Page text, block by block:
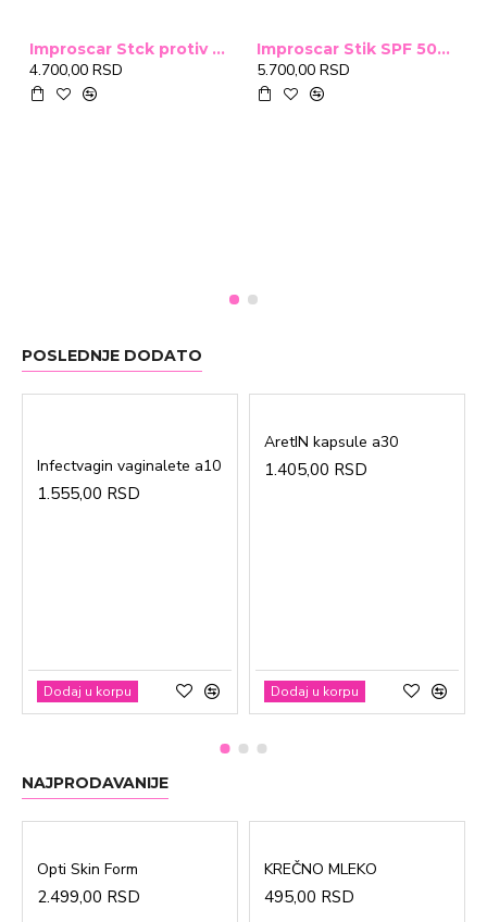
Improscar Stck protiv ožiljaka 4,6g
4.700,00 RSD
Improscar Stik SPF 50+ Conceal 6,9g (tonirani)
5.700,00 RSD
POSLEDNJE DODATO
Infectvagin vaginalete a10
1.555,00 RSD
Dodaj u korpu
AretIN kapsule a30
1.405,00 RSD
Dodaj u korpu
NAJPRODAVANIJE
Opti Skin Form
2.499,00 RSD
KREČNO MLEKO
495,00 RSD